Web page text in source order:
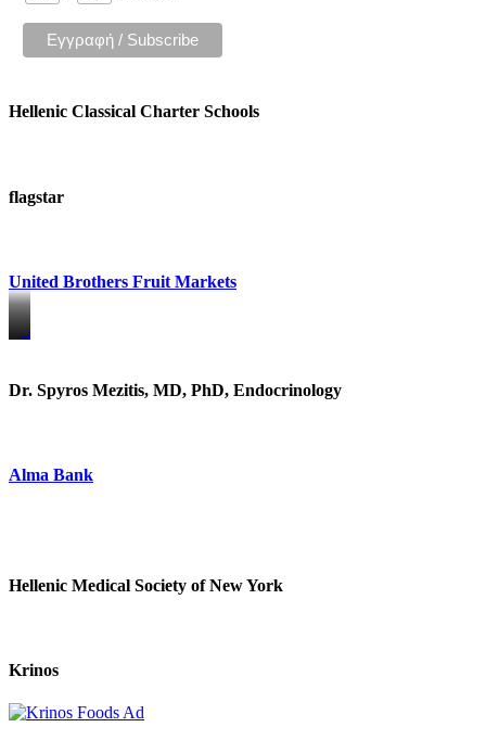
Hellenic Classical Charter Schools
flagstar
United Brothers Fruit Markets
https://www.unitedbrothersfruitmarkets.com/
https://www.unitedbrothersfruitmarkets.com/
Dr. Spyros Mezitis, MD, PhD, Endocrinology
Alma Bank
Hellenic Medical Society of New York
Krinos